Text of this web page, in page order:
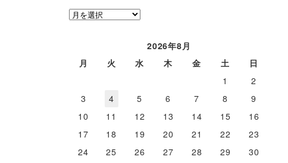
ア
2026年8月
月
火 水 木 金 土
日
1
2
3
4 5 6 7 8
9
10
11 12 13 14 15
16
17
18 19 20 21 22
23
24
25 26 27 28 29
30